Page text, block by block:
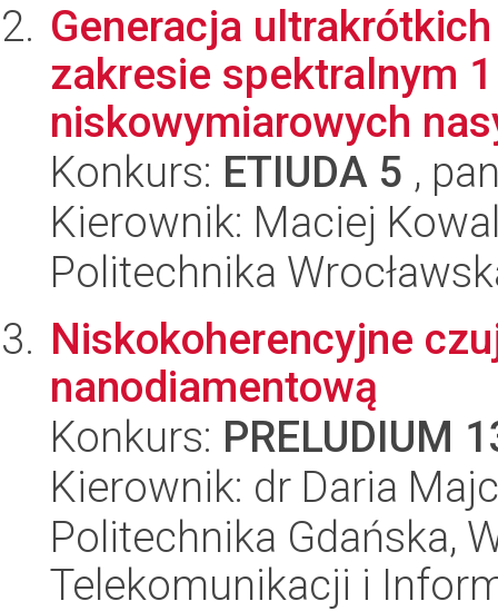
Generacja
zakresie spektralnym
niskowymiarowych
Konkurs: ETIUDA 5 ,
Kierownik: Maciej
Politechnika
Niskokoherencyjne
nanodiamentową
Konkurs: PRELUDIUM
Kierownik: dr Daria
Politechnika Gdańska,
Telekomunikacji i